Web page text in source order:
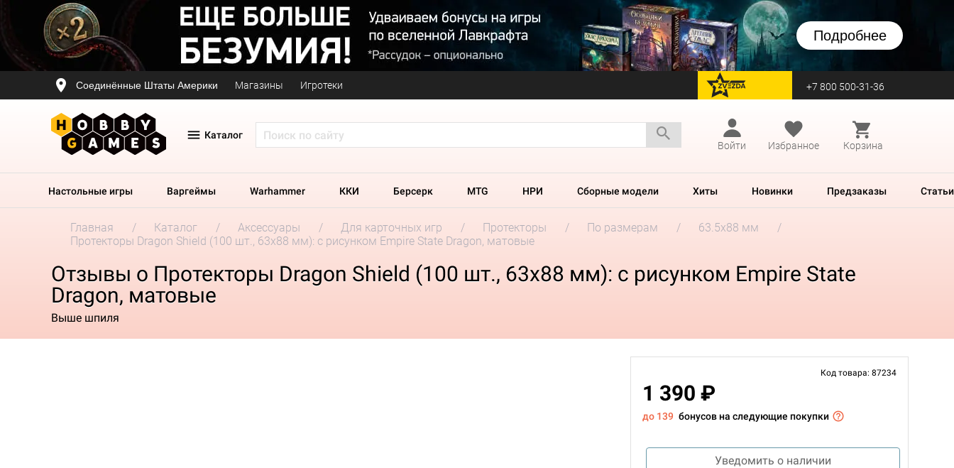
Подробнее
Соединённые Штаты Америки Магазины Игротеки перейти на Zvezda +7 800 500-31-36
Каталог
Войти
Избранное Корзина
Настольные игры Варгеймы Warhammer ККИ Берсерк MTG НРИ Сборные модели Хиты Новинки Предзаказы Статьи
Главная Каталог Аксессуары Для карточных игр Протекторы По размерам
63.5x88 мм
Протекторы Dragon Shield (100 шт., 63х88 мм): с рисунком Empire State Dragon, матовые
Отзывы о Протекторы Dragon Shield (100 шт., 63х88 мм): с рисунком Empire State
Dragon, матовые
Выше шпиля
Код товара: 87234
1 390 ₽
до 139 бонусов на следующие покупки
Уведомить о наличии